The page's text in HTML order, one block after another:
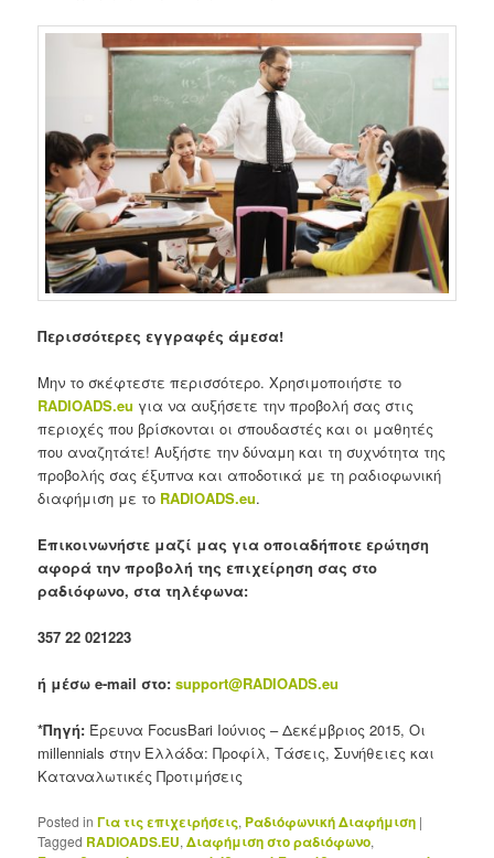
Περισσότερες εγγραφές άμεσα!
Μην το σκέφτεστε περισσότερο. Χρησιμοποιήστε το
RADIOADS.eu για να αυξήσετε την προβολή σας στις
περιοχές που βρίσκονται οι σπουδαστές και οι μαθητές
που αναζητάτε! Αυξήστε την δύναμη και τη συχνότητα της
προβολής σας έξυπνα και αποδοτικά με τη ραδιοφωνική
διαφήμιση με το RADIOADS.eu.
Επικοινωνήστε μαζί μας για οποιαδήποτε ερώτηση
αφορά την προβολή της επιχείρηση σας στο
ραδιόφωνο, στα τηλέφωνα:
357 22 021223
ή μέσω e-mail στο:support@RADIOADS.eu
*Πηγή: Έρευνα FocusBari Ιούνιος – Δεκέμβριος 2015, Οι
millennials στην Ελλάδα: Προφίλ, Τάσεις, Συνήθειες και
Καταναλωτικές Προτιμήσεις
Posted in Για τις επιχειρήσεις, Ραδιόφωνική Διαφήμιση |
Tagged RADIOADS.EU,Διαφήμιση στο ραδιόφωνο,